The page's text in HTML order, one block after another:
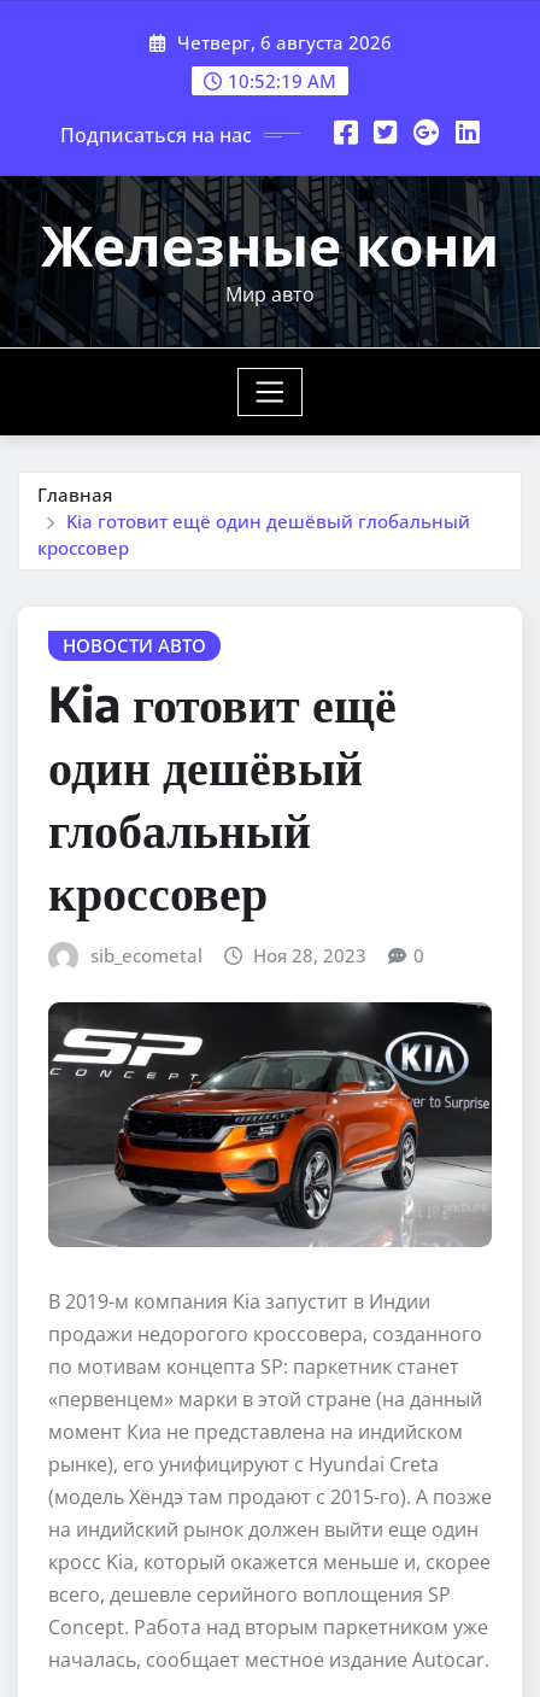
Четверг, 6 августа 2026
10:52:20 AM
Подписаться на нас
Железные кони
Мир авто
Главная
Kia готовит ещё один дешёвый глобальный
кроссовер
НОВОСТИ АВТО
Kia готовит ещё
один дешёвый
глобальный
кроссовер
sib_ecometal Ноя 28, 2023 0
В 2019-м компания Kia запустит в Индии
продажи недорогого кроссовера, созданного
по мотивам концепта SP: паркетник станет
«первенцем» марки в этой стране (на данный
момент Киа не представлена на индийском
рынке), его унифицируют с Hyundai Creta
(модель Хёндэ там продают с 2015-го). А позже
на индийский рынок должен выйти еще один
кросс Kia, который окажется меньше и, скорее
всего, дешевле серийного воплощения SP
Concept. Работа над вторым паркетником уже
началась, сообщает местное издание Autocar.